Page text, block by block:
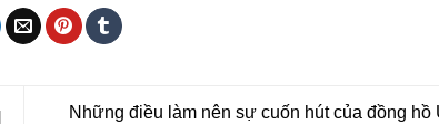
Những điều làm nên sự cuốn hút của đồng hồ